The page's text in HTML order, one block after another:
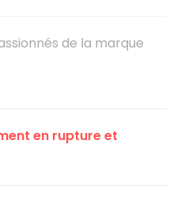
de la marque
en rupture et